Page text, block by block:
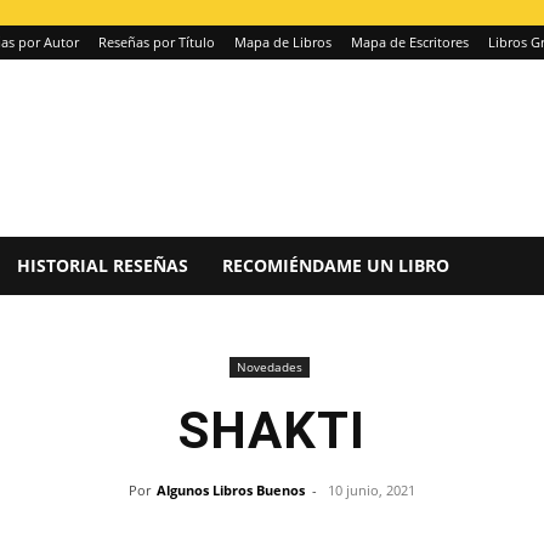
por Autor Reseñas por Título Mapa de Libros Mapa de Escritores Libros
HISTORIAL RESEÑAS RECOMIÉNDAME UN LIBRO
Novedades
SHAKTI
Por Algunos Libros Buenos - 10 junio, 2021